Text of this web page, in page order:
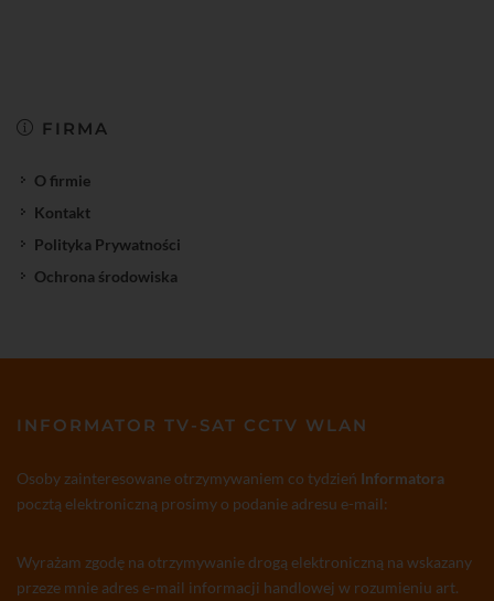
FIRMA
O firmie
Kontakt
Polityka Prywatności
Ochrona środowiska
INFORMATOR TV-SAT CCTV WLAN
Osoby zainteresowane otrzymywaniem co tydzień Informatora
pocztą elektroniczną prosimy o podanie adresu e-mail:
Wyrażam zgodę na otrzymywanie drogą elektroniczną na wskazany
przeze mnie adres e-mail informacji handlowej w rozumieniu art.